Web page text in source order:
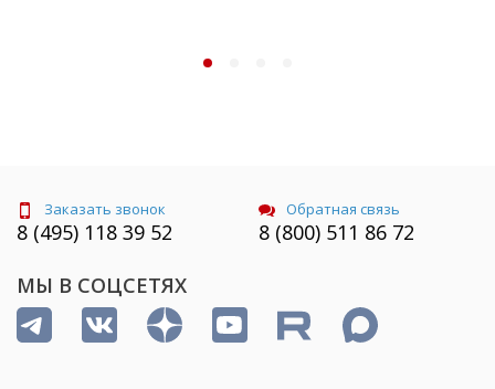
Заказать звонок
8 (495) 118 39 52
Обратная связь
8 (800) 511 86 72
МЫ В СОЦСЕТЯХ